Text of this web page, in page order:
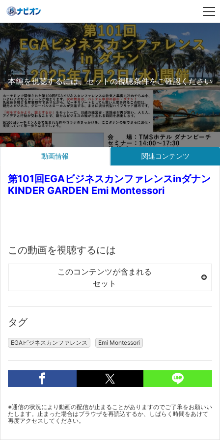
本編を視聴するには、セットの視聴条件をご確認ください
動画情報 関連コンテンツ
第101回EGAビジネスカンファレンスinダナン
KINDER GARDEN Emi Montessori
この動画を視聴するには
このコンテンツが含まれる
セット
タグ
EGAビジネスカンファレンス Emi Montessori
※通信の状況により動画の配信が止まることがありますのでご了承をお願いい
たします。止まった場合はブラウザを再読込するか、しばらく時間をあけて
再度アクセスしてください。